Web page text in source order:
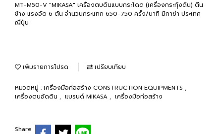
MT-M50-V "MIKASA" เครื่องตบดินแบบกระโดด (เครื่องกระทุ้งดิน) ตีน
ช้าง แรงอัด 6 ตัน จำนวนกระแทก 650-750 ครั้ง/นาที มิกาซ่า ประเทศ
ญี่ปุ่น
เพิ่มรายการโปรด เปรียบเทียบ
หมวดหมู่ : เครื่องมือก่อสร้าง CONSTRUCTION EQUIPMENTS ,
เครื่องตบอัดดิน , แบรนด์ MIKASA , เครื่องมือก่อสร้าง
Share